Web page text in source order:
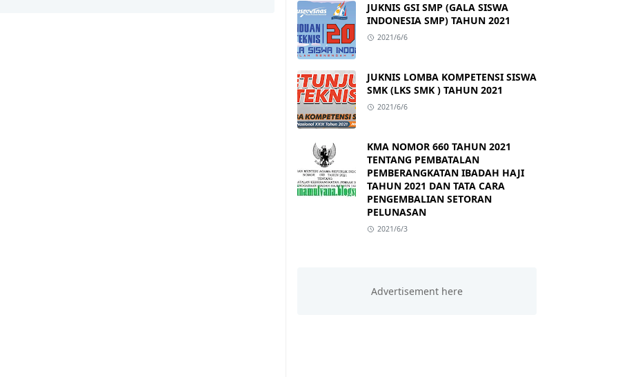
JUKNIS GSI SMP (GALA SISWA
INDONESIA SMP) TAHUN 2021
2021/6/6
JUKNIS LOMBA KOMPETENSI SISWA
SMK (LKS SMK ) TAHUN 2021
2021/6/6
KMA NOMOR 660 TAHUN 2021
TENTANG PEMBATALAN
PEMBERANGKATAN IBADAH HAJI
TAHUN 2021 DAN TATA CARA
PENGEMBALIAN SETORAN
PELUNASAN
2021/6/3